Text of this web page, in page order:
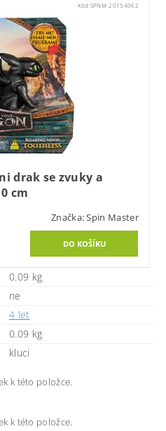
Kód: SPNM-20154062
drak se zvuky a
cm
Značka:Spin Master
0.09 kg
ne
4 let
0.09 kg
kluci
k této položce.
k této položce.